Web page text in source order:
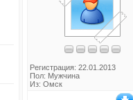
Регистрация: 22.01.2013
Пол: Мужчина
Из: Омск